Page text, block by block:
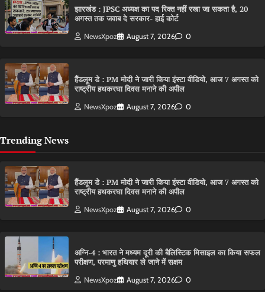
झारखंड : JPSC अध्यक्ष का पद रिक्त नहीं रखा जा सकता है, 20
अगस्त तक जवाब दे सरकार- हाई कोर्ट
NewsXpoz August 7, 2026 0
हैंडलूम डे : PM मोदी ने जारी किया इंस्टा वीडियो, आज 7 अगस्त को
राष्ट्रीय हथकरघा दिवस मनाने की अपील
NewsXpoz August 7, 2026 0
Trending News
हैंडलूम डे : PM मोदी ने जारी किया इंस्टा वीडियो, आज 7 अगस्त को
राष्ट्रीय हथकरघा दिवस मनाने की अपील
NewsXpoz August 7, 2026 0
अग्नि-4 : भारत ने मध्यम दूरी की बैलिस्टिक मिसाइल का किया सफल
परीक्षण, परमाणु हथियार ले जाने में सक्षम
NewsXpoz August 7, 2026 0